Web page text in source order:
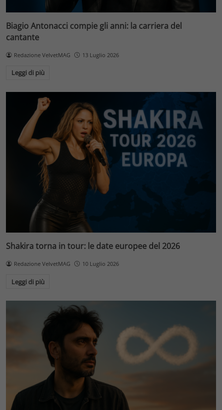
Biagio Antonacci compie gli anni: la carriera del
cantante
Redazione VelvetMAG 13 Luglio 2026
Leggi di più
Shakira torna in tour: le date europee del 2026
Redazione VelvetMAG 10 Luglio 2026
Leggi di più